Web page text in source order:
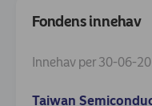
Fondens innehav
Innehav per 30-06-
Taiwan